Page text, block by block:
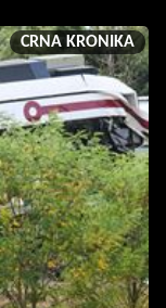
CRNA KRONIKA